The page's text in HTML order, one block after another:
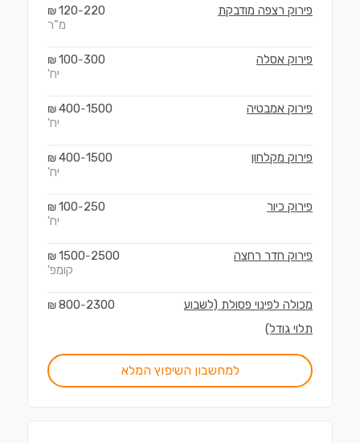
פירוק רצפה מודבקת 120-220
₪
מ"ר
פירוק אסלה 100-300
₪
יח'
פירוק אמבטיה 400-1500
₪
יח'
פירוק מקלחון 400-1500
₪
יח'
פירוק כיור 100-250
₪
יח'
פירוק חדר רחצה 1500-2500
₪
קומפ'
מכולה לפינוי פסולת (לשבוע
תלוי גודל)
800-2300
₪
למחשבון השיפוץ המלא